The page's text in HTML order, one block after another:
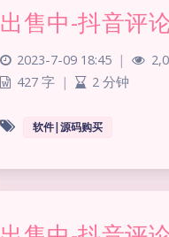
出售中-抖音评
2023-7-09 18:45 |
427 字 | 2 分钟
软件|源码购买